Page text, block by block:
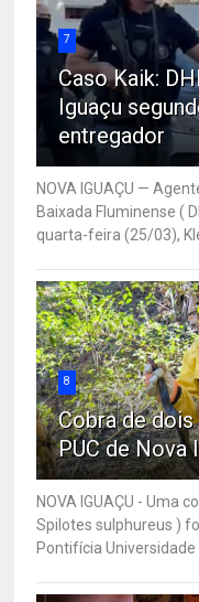
7
Caso Kaik:
Iguaçu
entregador
NOVA IGUAÇU —
Baixada Fluminense (
quarta-feira (25/03),
8
Cobra de
PUC de Nova
NOVA IGUAÇU - Uma
Spilotes sulphureus )
Pontifícia Universidade